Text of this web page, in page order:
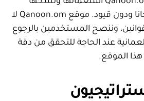
ونشرها وترجمتها مجانا ودون قيود. موقع Qanoon.om لا
وننصح المستخدمين بالرجوع
عند الحاجة للتحقق من دقة
هذا الموقع.